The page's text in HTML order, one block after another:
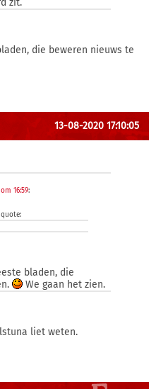
zit.
die beweren nieuws te
13-08-2020 17:10:05
16:59:
bladen, die
We gaan het zien.
liet weten.